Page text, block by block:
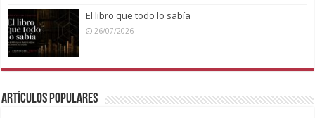
El libro que todo lo sabía
26/07/2026
Artículos Populares